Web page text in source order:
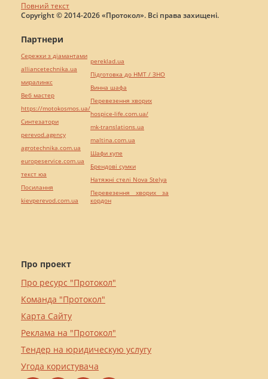
Повний текст
Copyright © 2014-2026 «Протокол». Всі права захищені.
Про проект
Про ресурс "Протокол"
Команда "Протокол"
Карта Сайту
Реклама на "Протокол"
Тендер на юридическую услугу
Угода користувача
Партнери
Сережки з діамантами
alliancetechnika.ua
миралинкс
Веб мастер
https://motokosmos.ua/
Синтезатори
perevod.agency
agrotechnika.com.ua
europeservice.com.ua
текст юа
Посилання
kievperevod.com.ua
pereklad.ua
Підготовка до НМТ / ЗНО
Винна шафа
Перевезення хворих
hospice-life.com.ua/
mk-translations.ua
maltina.com.ua
Шафи купе
Брендові сумки
Натяжні стелі Nova Stelya
Перевезення хворих за
кордон